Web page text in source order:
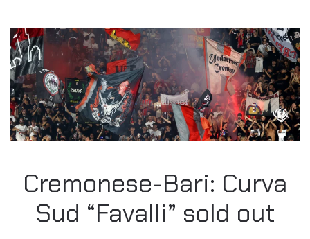
Cremonese-Bari: Curva
Sud “Favalli” sold out